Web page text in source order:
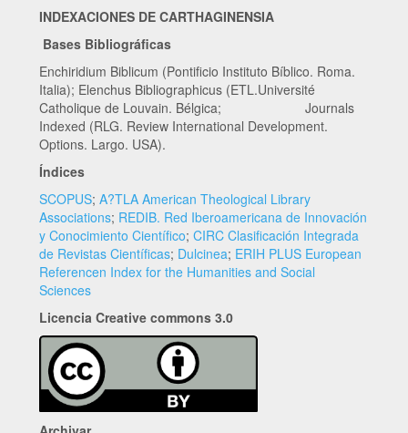
INDEXACIONES DE CARTHAGINENSIA
Bases Bibliográficas
Enchiridium Biblicum (Pontificio Instituto Bíblico. Roma.
Italia); Elenchus Bibliographicus (ETL.Université
Catholique de Louvain. Bélgica; Journals
Indexed (RLG. Review International Development.
Options. Largo. USA).
Índices
SCOPUS; A?TLA American Theological Library
Associations; REDIB. Red Iberoamericana de Innovación
y Conocimiento Científico; CIRC Clasificación Integrada
de Revistas Científicas; Dulcinea; ERIH PLUS European
Referencen Index for the Humanities and Social
Sciences
Licencia Creative commons 3.0